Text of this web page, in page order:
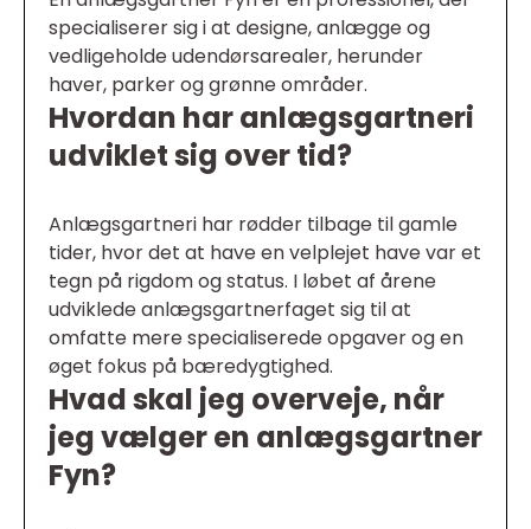
specialiserer sig i at designe, anlægge og
vedligeholde udendørsarealer, herunder
haver, parker og grønne områder.
Hvordan har anlægsgartneri
udviklet sig over tid?
Anlægsgartneri har rødder tilbage til gamle
tider, hvor det at have en velplejet have var et
tegn på rigdom og status. I løbet af årene
udviklede anlægsgartnerfaget sig til at
omfatte mere specialiserede opgaver og en
øget fokus på bæredygtighed.
Hvad skal jeg overveje, når
jeg vælger en anlægsgartner
Fyn?